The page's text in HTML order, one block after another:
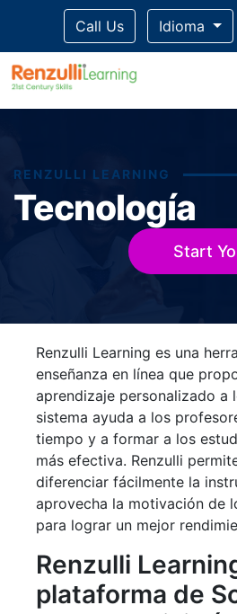
Call Us Idioma
RENZULLI LEARNING
Tecnología
Start
Title-
Title-Renzulli Learning es una
enseñanza en línea que
aprendizaje personalizado a
sistema ayuda a los
tiempo y a formar a los
más efectiva. Renzulli
diferenciar fácilmente la
aprovecha la motivación de
para lograr un mejor
Renzulli
plataforma de